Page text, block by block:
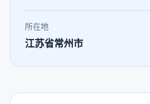
所在地
江苏省常州市